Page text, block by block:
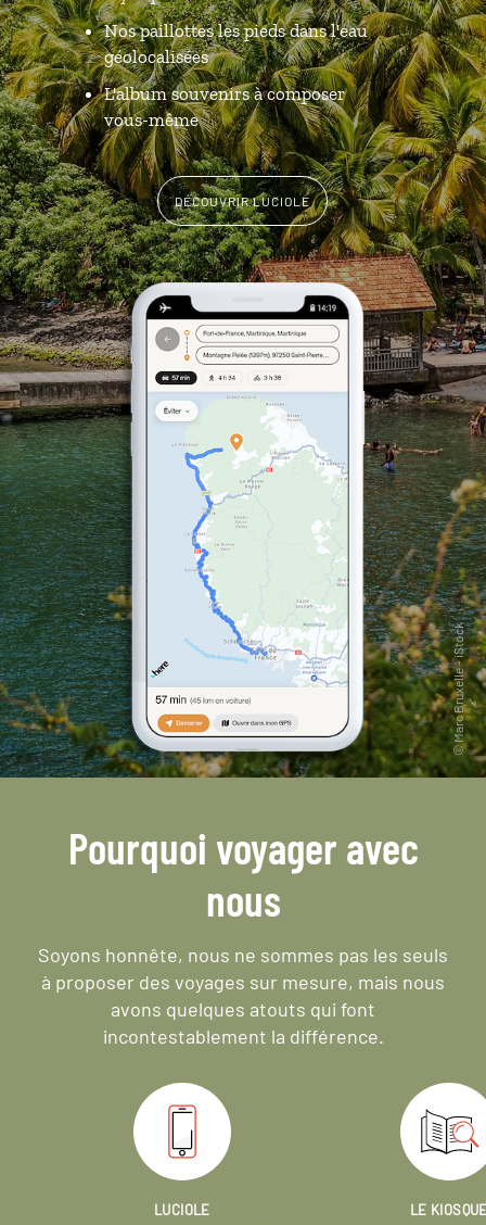
Nos paillottes les pieds dans l'eau
géolocalisées
L'album souvenirs à composer
vous-même
DÉCOUVRIR LUCIOLE
Pourquoi voyager avec
nous
Soyons honnête, nous ne sommes pas les seuls
à proposer des voyages sur mesure, mais nous
avons quelques atouts qui font
incontestablement la différence.
LUCIOLE
LE